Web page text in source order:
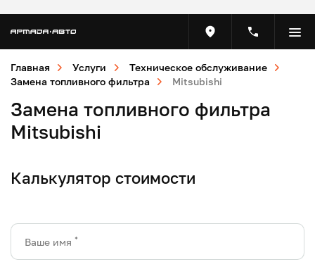
Главная Услуги
Техническое обслуживание
Замена топливного фильтра
Mitsubishi
Замена топливного фильтра
Mitsubishi
Калькулятор стоимости
Ваше имя *